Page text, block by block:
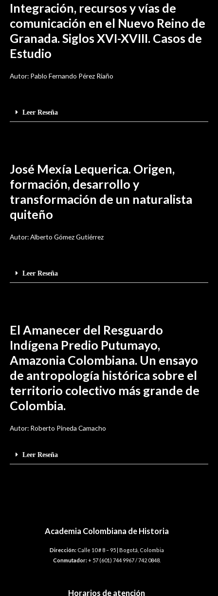
Integración, recursos y vías de
comunicación en el Nuevo Reino de
Granada. Siglos XVI-XVIII. Casos de
Estudio
Autor: Pablo Fernando Pérez Riaño
Leer Reseña
José Mexía Lequerica. Origen,
formación, desarrollo y
transformación de un naturalista
quiteño
Autor: Alberto Gómez Gutiérrez
Leer Reseña
El Amanecer del Resguardo
Indígena Predio Putumayo,
Amazonia Colombiana. Un ensayo
de antropología histórica sobre el
territorio colectivo más grande de
Colombia.
Autor: Roberto Pineda Camacho
Leer Reseña
Academia Colombiana de Historia
Dirección:Calle 10 # 8 – 95 | Bogotá, Colombia
Conmutador:+ 57 (601) 744 9967 / 742 0848.
Horarios de atención